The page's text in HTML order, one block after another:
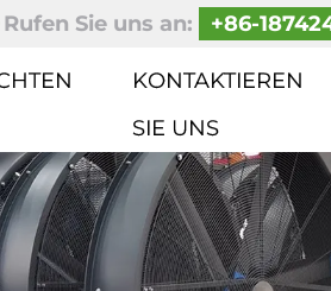
Rufen Sie uns an: +86-
KONTAKTIEREN
SIE UNS